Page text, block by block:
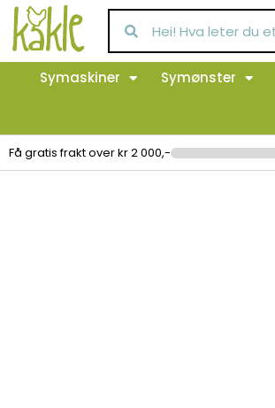
Symaskiner Symønster
Få gratis frakt over kr 2 000,-